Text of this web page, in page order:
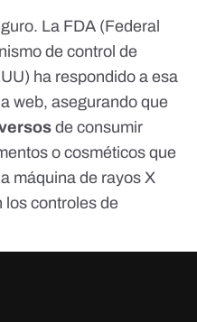
La FDA (Federal
de control de
ha respondido a esa
web, asegurando que
de consumir
o cosméticos que
máquina de rayos X
los controles de